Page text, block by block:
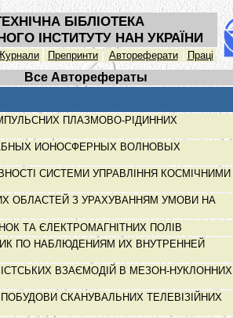
БІБЛІОТЕКА
ІНСТИТУТУ НАН УКРАЇНИ
Препринти Автореферати Праці
Все Авторефераты
ПЛАЗМОВО-РІДИННИХ
ИОНОСФЕРНЫХ ВОЛНОВЫХ
СИСТЕМИ УПРАВЛІННЯ КОСМІЧНИМИ
ОБЛАСТЕЙ З УРАХУВАННЯМ УМОВИ НА
ТА ЄЛЕКТРОМАГНІТНИХ ПОЛІВ
ПО НАБЛЮДЕНИЯМ ИХ ВНУТРЕННЕЙ
ВЗАЄМОДІЙ В МЕЗОН-НУКЛОННИХ
СКАНУВАЛЬНИХ ТЕЛЕВІЗІЙНИХ